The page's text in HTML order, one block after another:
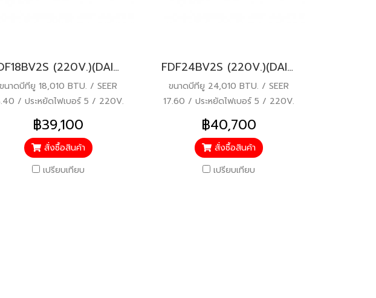
FDF18BV2S (220V.)(DAIKIN SKYAIR) รุ่นคอยล์เปลือยต่อท่อลมแรงดันเบา INVERTER น้ำยา R32 พร้อมบริการติดตั้ง
ขนาดบีทียู 18,010 BTU. / SEER
/ ประหยัดไฟเบอร์ 5 / 220V.
/ รับประกัน Compressor 5 ปี
฿39,100
สั่งซื้อสินค้า
เปรียบเทียบ
FDF24BV2S (220V.)(DAIKIN SKYAIR) รุ่นคอยล์เปลือยต่อท่อลมแรงดันเบา INVERTER น้ำยา R32 พร้อมบริการติดตั้ง
ขนาดบีทียู 24,010 BTU. / SEER
17.60 / ประหยัดไฟเบอร์ 5 / 220V.
/ รับประกัน Compressor 5 ปี
฿40,700
สั่งซื้อสินค้า
เปรียบเทียบ